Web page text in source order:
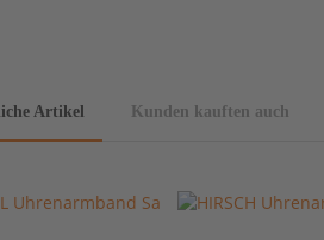
Artikel Kunden kauften auch